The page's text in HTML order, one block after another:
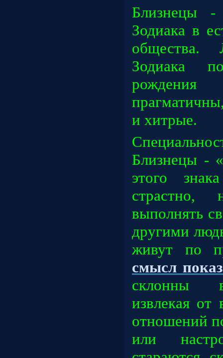
Близнецы -
Зодиака в
общества.
Зодиака
рождения
и хитрые.
Близнецы - «
этого
страстно,
выполнять
другими
живут по
смысл
склонны
извлекая от
отношений
или